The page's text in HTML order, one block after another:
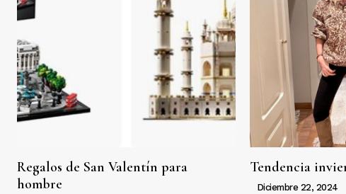
Regalos de San Valentín para
hombre
Tendencia
Diciembre 22, 2024